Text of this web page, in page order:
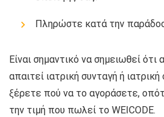
Πληρώστε κατά την
Είναι σημαντικό να σημειωθεί
απαιτεί ιατρική συνταγή ή
ξέρετε πού να το αγοράσετε,
την τιμή που πωλεί το WEICODE.